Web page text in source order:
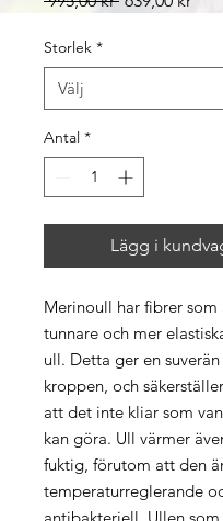
Storlek *
Antal *
Lägg i
Merinoull har fibrer som
tunnare och mer
ull. Detta ger en
kroppen, och
att det inte kliar som
kan göra. Ull värmer
fuktig, förutom att den
temperaturreglerande